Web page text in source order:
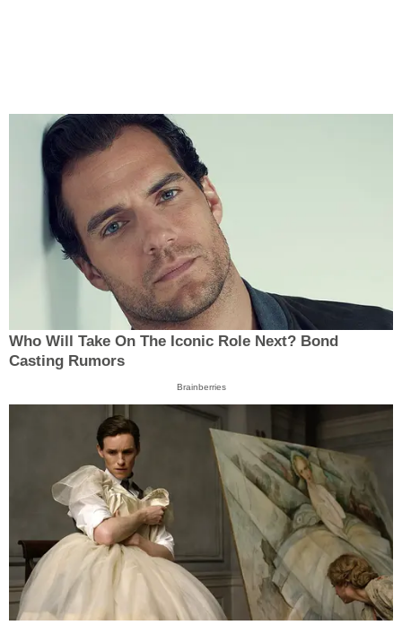
Who Will Take On The Iconic Role Next? Bond
Casting Rumors
Brainberries